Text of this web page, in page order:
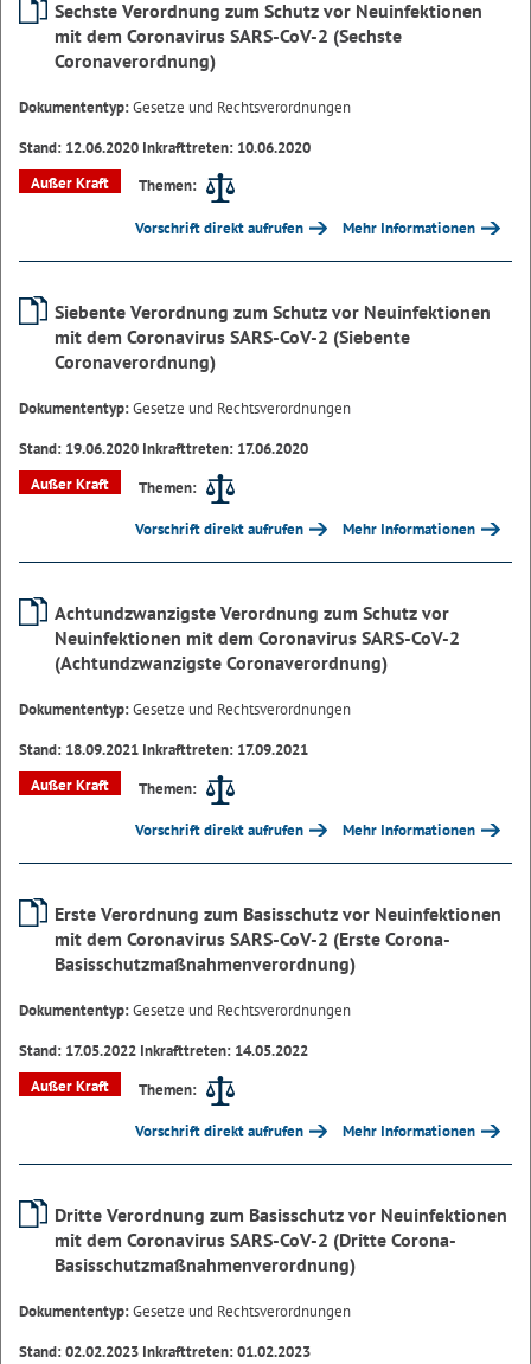
Sechste Verordnung zum Schutz vor Neuinfektionen
mit dem Coronavirus SARS-CoV-2 (Sechste
Coronaverordnung)
Dokumententyp:Gesetze und Rechtsverordnungen
Stand: 12.06.2020 Inkrafttreten: 10.06.2020
Außer Kraft
Themen:
Vorschrift direkt aufrufen Mehr Informationen
Siebente Verordnung zum Schutz vor Neuinfektionen
mit dem Coronavirus SARS-CoV-2 (Siebente
Coronaverordnung)
Dokumententyp:Gesetze und Rechtsverordnungen
Stand: 19.06.2020 Inkrafttreten: 17.06.2020
Außer Kraft
Themen:
Vorschrift direkt aufrufen Mehr Informationen
Achtundzwanzigste Verordnung zum Schutz vor
Neuinfektionen mit dem Coronavirus SARS-CoV-2
(Achtundzwanzigste Coronaverordnung)
Dokumententyp:Gesetze und Rechtsverordnungen
Stand: 18.09.2021 Inkrafttreten: 17.09.2021
Außer Kraft
Themen:
Vorschrift direkt aufrufen Mehr Informationen
Erste Verordnung zum Basisschutz vor Neuinfektionen
mit dem Coronavirus SARS-CoV-2 (Erste Corona-
Basisschutzmaßnahmenverordnung)
Dokumententyp:Gesetze und Rechtsverordnungen
Stand: 17.05.2022 Inkrafttreten: 14.05.2022
Außer Kraft
Themen:
Vorschrift direkt aufrufen Mehr Informationen
Dritte Verordnung zum Basisschutz vor Neuinfektionen
mit dem Coronavirus SARS-CoV-2 (Dritte Corona-
Basisschutzmaßnahmenverordnung)
Dokumententyp:Gesetze und Rechtsverordnungen
Stand: 02.02.2023 Inkrafttreten: 01.02.2023